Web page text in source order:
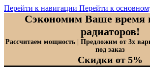
Перейти к навигации Перейти к
Сэкономим Ваше время
радиаторов!
Рассчитаем мощность | Предложим от 3х
под заказ
Скидки от 5%